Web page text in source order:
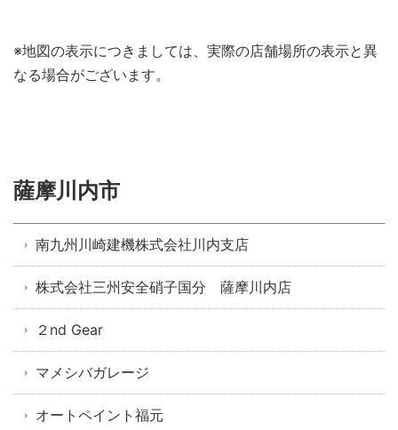
※地図の表示につきましては、実際の店舗場所の表示と異
なる場合がございます。
薩摩川内市
南九州川崎建機株式会社川内支店
株式会社三州安全硝子国分 薩摩川内店
２nd Gear
マメシバガレージ
オートペイント福元